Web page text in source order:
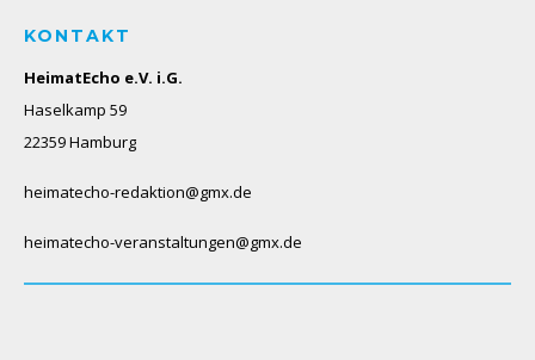
KONTAKT
HeimatEcho e.V. i.G.
Haselkamp 59
22359 Hamburg
heimatecho-redaktion@gmx.de
heimatecho-veranstaltungen@gmx.de